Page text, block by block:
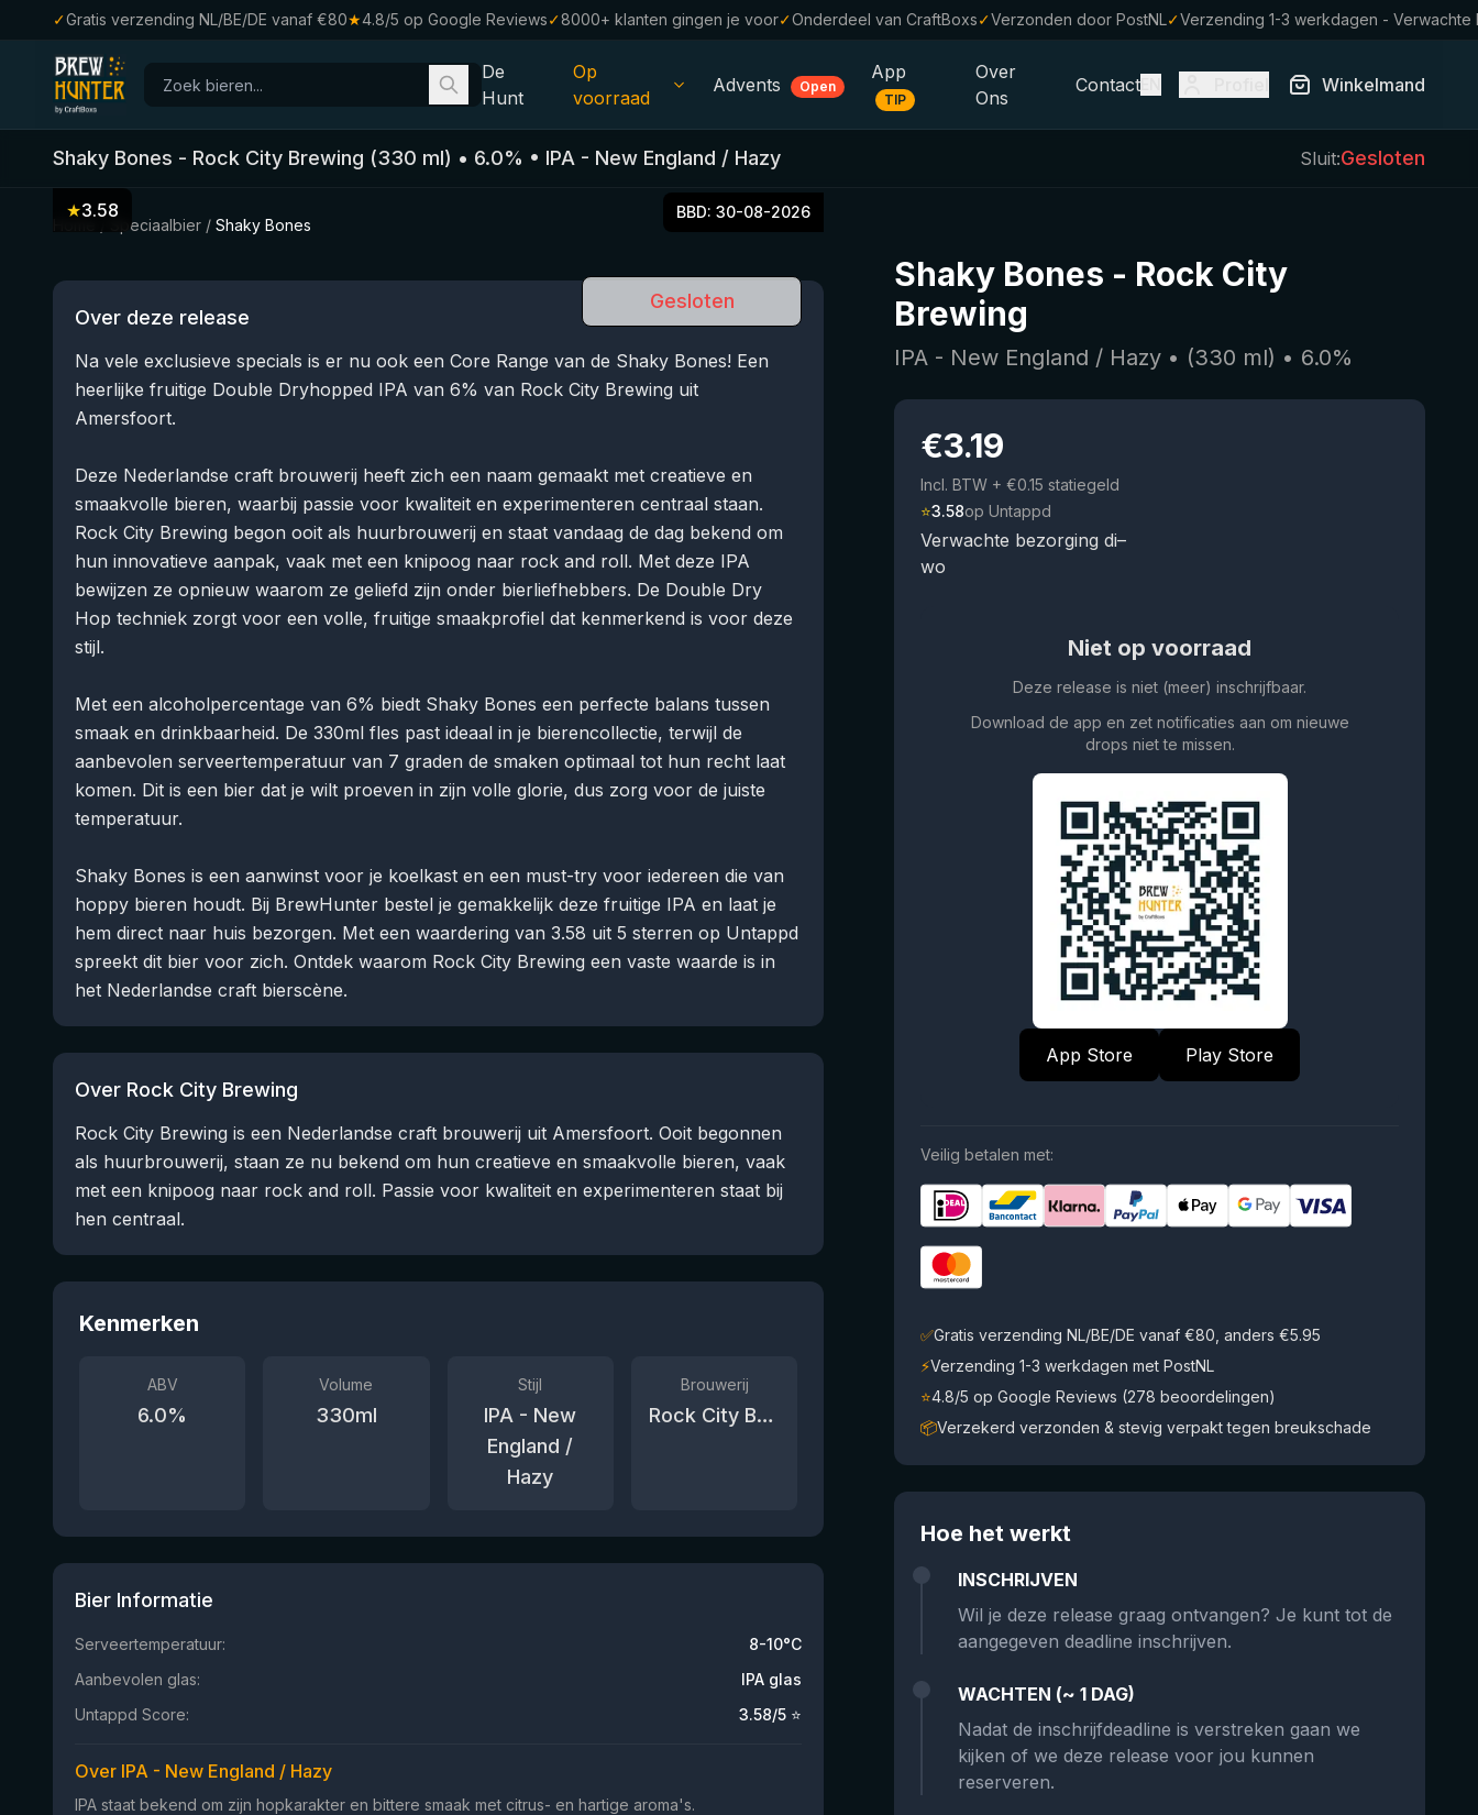
✓Gratis verzending NL/BE/DE vanaf €80★4.8/5 op Google Reviews✓8000+ klanten gingen je voor✓Onderdeel van CraftBoxs✓Verzonden door PostNL✓Verzending 1-3 werkdagen -
De
Hunt
Op
voorraad
Alle Bieren
Cadeaubonnen
Bierpakketten
Brouwerijen
Advents Open
App
TIP
Over
Ons
Contact Winkelmand
Shaky Bones - Rock City Brewing (330 ml) • 6.0% • IPA - New England / Hazy Sluit:Gesloten
Speciaalbier / Shaky Bones
★3.58 BBD:30-08-2026
Gesloten
Over deze release
Na vele exclusieve specials is er nu ook een Core Range van de Shaky Bones! Een
heerlijke fruitige Double Dryhopped IPA van 6% van Rock City Brewing uit
Amersfoort.
Deze Nederlandse craft brouwerij heeft zich een naam gemaakt met creatieve en
smaakvolle bieren, waarbij passie voor kwaliteit en experimenteren centraal staan.
Rock City Brewing begon ooit als huurbrouwerij en staat vandaag de dag bekend om
hun innovatieve aanpak, vaak met een knipoog naar rock and roll. Met deze IPA
bewijzen ze opnieuw waarom ze geliefd zijn onder bierliefhebbers. De Double Dry
Hop techniek zorgt voor een volle, fruitige smaakprofiel dat kenmerkend is voor deze
stijl.
Met een alcoholpercentage van 6% biedt Shaky Bones een perfecte balans tussen
smaak en drinkbaarheid. De 330ml fles past ideaal in je bierencollectie, terwijl de
aanbevolen serveertemperatuur van 7 graden de smaken optimaal tot hun recht laat
komen. Dit is een bier dat je wilt proeven in zijn volle glorie, dus zorg voor de juiste
temperatuur.
Shaky Bones is een aanwinst voor je koelkast en een must-try voor iedereen die van
hoppy bieren houdt. Bij BrewHunter bestel je gemakkelijk deze fruitige IPA en laat je
hem direct naar huis bezorgen. Met een waardering van 3.58 uit 5 sterren op Untappd
spreekt dit bier voor zich. Ontdek waarom Rock City Brewing een vaste waarde is in
het Nederlandse craft bierscène.
Over Rock City Brewing
Rock City Brewing is een Nederlandse craft brouwerij uit Amersfoort. Ooit begonnen
als huurbrouwerij, staan ze nu bekend om hun creatieve en smaakvolle bieren, vaak
met een knipoog naar rock and roll. Passie voor kwaliteit en experimenteren staat bij
hen centraal.
Kenmerken
ABV
6.0%
Volume
330ml
Stijl
IPA - New
England /
Hazy
Brouwerij
Rock City Brewing
Bier Informatie
Serveertemperatuur:
8-10°C
Aanbevolen glas:
IPA glas
Untappd Score:
3.58/5 ⭐
Over IPA - New England / Hazy
IPA staat bekend om zijn hopkarakter en bittere smaak met citrus- en hartige aroma's.
Shaky Bones - Rock City
Brewing
IPA - New England / Hazy • (330 ml) • 6.0%
€3.19
Incl. BTW + €0.15 statiegeld
⭐3.58op Untappd
Verwachte bezorging di–
wo
Niet op voorraad
Deze release is niet (meer) inschrijfbaar.
Download de app en zet notificaties aan om nieuwe
drops niet te missen.
App Store Play Store
Veilig betalen met:
✅Gratis verzending NL/BE/DE vanaf €80, anders €5.95
⚡Verzending 1-3 werkdagen met PostNL
⭐4.8/5 op Google Reviews (278 beoordelingen)
📦Verzekerd verzonden & stevig verpakt tegen breukschade
Hoe het werkt
INSCHRIJVEN
Wil je deze release graag ontvangen? Je kunt tot de
aangegeven deadline inschrijven.
WACHTEN (~ 1 DAG)
Nadat de inschrijfdeadline is verstreken gaan we
kijken of we deze release voor jou kunnen
reserveren.